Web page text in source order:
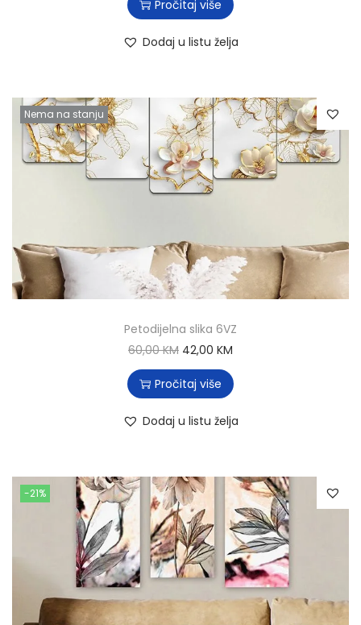
Pročitaj više
Dodaj u listu želja
Nema na stanju
Petodijelna slika 6VZ
60,00KM 42,00 KM
Pročitaj više
Dodaj u listu želja
-21%